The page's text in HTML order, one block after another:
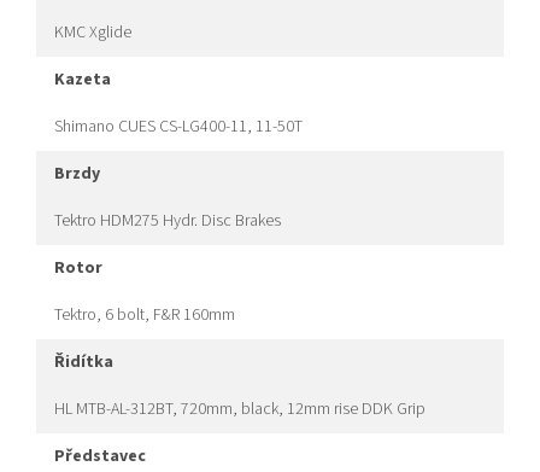
KMC Xglide
kazeta
Shimano CUES CS-LG400-11, 11-50T
brzdy
Tektro HDM275 Hydr. Disc Brakes
rotor
Tektro, 6 bolt, F&R 160mm
řidítka
HL MTB-AL-312BT, 720mm, black, 12mm rise DDK Grip
představec